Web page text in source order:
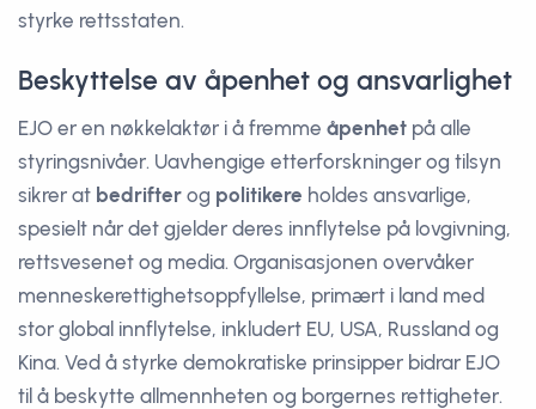
styrke rettsstaten.
Beskyttelse av åpenhet og ansvarlighet
EJO er en nøkkelaktør i å fremme åpenhet på alle
styringsnivåer. Uavhengige etterforskninger og tilsyn
sikrer at bedrifter og politikere holdes ansvarlige,
spesielt når det gjelder deres innflytelse på lovgivning,
rettsvesenet og media. Organisasjonen overvåker
menneskerettighetsoppfyllelse, primært i land med
stor global innflytelse, inkludert EU, USA, Russland og
Kina. Ved å styrke demokratiske prinsipper bidrar EJO
til å beskytte allmennheten og borgernes rettigheter.